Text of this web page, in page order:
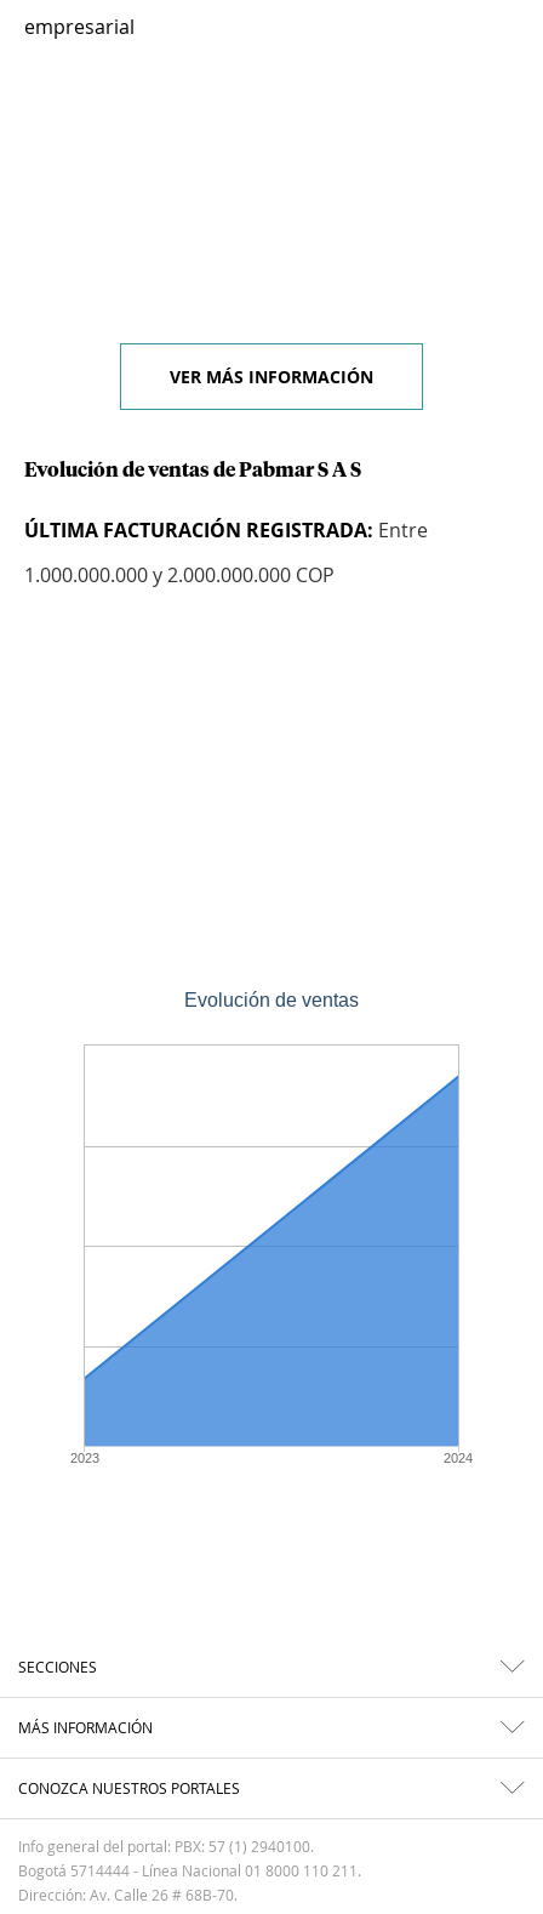
empresarial
VER MÁS INFORMACIÓN
Evolución de ventas de Pabmar S A S
ÚLTIMA FACTURACIÓN REGISTRADA: Entre
1.000.000.000 y 2.000.000.000 COP
Evolución de ventas
2023 2024
SECCIONES
MÁS INFORMACIÓN
CONOZCA NUESTROS PORTALES
Info general del portal: PBX: 57 (1) 2940100.
Bogotá 5714444 - Línea Nacional 01 8000 110 211.
Dirección: Av. Calle 26 # 68B-70.